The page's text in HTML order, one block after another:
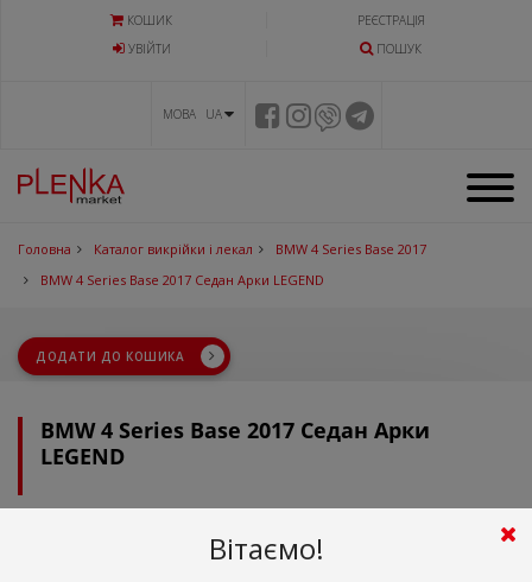
КОШИК
РЕЄСТРАЦІЯ
УВIЙТИ
ПОШУК
МОВА UA
Головна Каталог викрійки і лекал
BMW 4 Series Base 2017
BMW 4 Series Base 2017 Седан Арки LEGEND
ДОДАТИ ДО КОШИКА
BMW 4 Series Base 2017 Седан Арки
LEGEND
грн.
Вітаємо!